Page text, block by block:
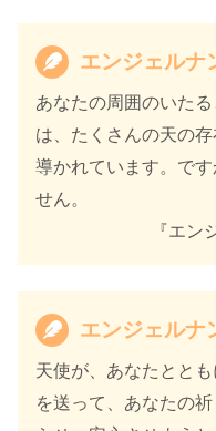
エンジェルナ
あなたの周囲のいた
は、たくさんの天の
導かれています。で
せん。
『エン
エンジェルナ
天使が、あなたとと
を送って、あなたの